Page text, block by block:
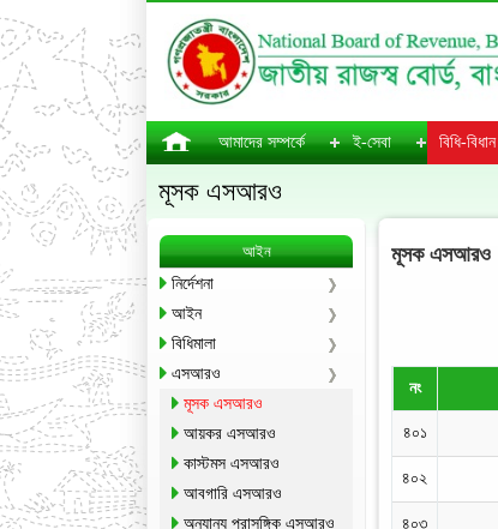
আমাদের সম্পর্কে ই-সেবা বিধি-বিধান
মূসক এসআরও
আইন
নির্দেশনা
আইন
বিধিমালা
এসআরও
মূসক এসআরও
আয়কর এসআরও
কাস্টমস এসআরও
আবগারি এসআরও
অন্যান্য প্রাসঙ্গিক এসআরও
মূসক এসআরও
নং
৪০১
৪০২
৪০৩